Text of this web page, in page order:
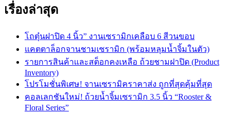
เรื่องล่าสุด
โถตุ๋นฝาปิด 4 นิ้ว” งานเซรามิกเคลือบ 6 สีวนขอบ
แคตตาล็อกจานชามเซรามิก (พร้อมหลุมน้ำจิ้มในตัว)
รายการสินค้าและสต็อกคงเหลือ ถ้วยชามฝาปิด (Product
Inventory)
โปรโมชั่นพิเศษ! จานเซรามิคราคาส่ง ถูกที่สุดคุ้มที่สุด
คอลเลกชันใหม่! ถ้วยน้ำจิ้มเซรามิก 3.5 นิ้ว “Rooster &
Floral Series”